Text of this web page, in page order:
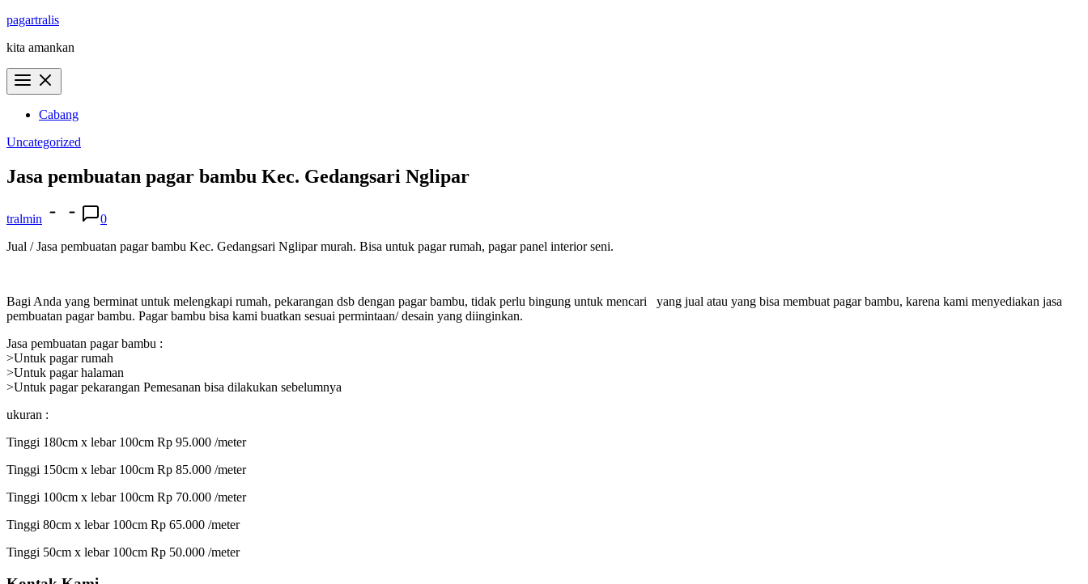
Skip
content
pagartralis
kita amankan
Cabang
Uncategorized
Jasa pembuatan pagar bambu Kec. Gedangsari Nglipar
tralmin
0
Jual / Jasa pembuatan pagar bambu Kec. Gedangsari Nglipar murah. Bisa untuk pagar rumah, pagar panel interior seni.
Bagi Anda yang berminat untuk melengkapi rumah, pekarangan dsb dengan pagar bambu, tidak perlu bingung untuk mencari yang jual atau yang bisa membuat pagar bambu, karena kami menyediakan jasa
pembuatan pagar bambu. Pagar bambu bisa kami buatkan sesuai permintaan/ desain yang diinginkan.
Jasa pembuatan pagar bambu :
>Untuk pagar rumah
>Untuk pagar halaman
>Untuk pagar pekarangan Pemesanan bisa dilakukan sebelumnya
ukuran :
Tinggi 180cm x lebar 100cm Rp 95.000 /meter
Tinggi 150cm x lebar 100cm Rp 85.000 /meter
Tinggi 100cm x lebar 100cm Rp 70.000 /meter
Tinggi 80cm x lebar 100cm Rp 65.000 /meter
Tinggi 50cm x lebar 100cm Rp 50.000 /meter